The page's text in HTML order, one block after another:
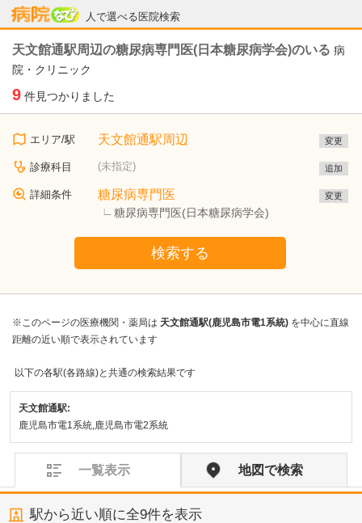
人で選べる医院検索
病院なび
天文館通駅周辺の糖尿病専門医(日本糖尿病学会)のいる 病
院・クリニック
9 件見つかりました
エリア/駅 天文館通駅周辺 変更
診療科目 (未指定) 追加
詳細条件 糖尿病専門医
糖尿病専門医(日本糖尿病学会)
変更
検索する
※このページの医療機関・薬局は 天文館通駅(鹿児島市電1系統) を中心に直線
距離の近い順で表示されています
以下の各駅(各路線)と共通の検索結果です
天文館通駅:
鹿児島市電1系統,鹿児島市電2系統
一覧表示 地図で検索
駅から近い順に全9件を表示